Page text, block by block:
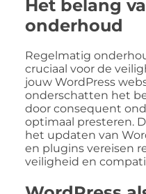
Het belang
onderhoud
Regelmatig
cruciaal voor de
jouw WordPress
onderschatten het
door consequent
optimaal presteren.
het updaten van
en plugins vereisen
veiligheid en